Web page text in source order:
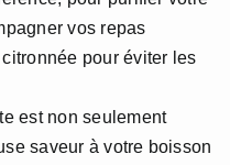
vos repas
pour éviter les
est non seulement
saveur à votre boisson